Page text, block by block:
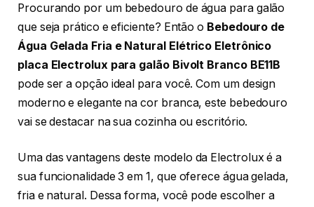
Procurando por um bebedouro de água para galão
que seja prático e eficiente? Então o Bebedouro de
Água Gelada Fria e Natural Elétrico Eletrônico
placa Electrolux para galão Bivolt Branco BE11B
pode ser a opção ideal para você. Com um design
moderno e elegante na cor branca, este bebedouro
vai se destacar na sua cozinha ou escritório.
Uma das vantagens deste modelo da Electrolux é a
sua funcionalidade 3 em 1, que oferece água gelada,
fria e natural. Dessa forma, você pode escolher a